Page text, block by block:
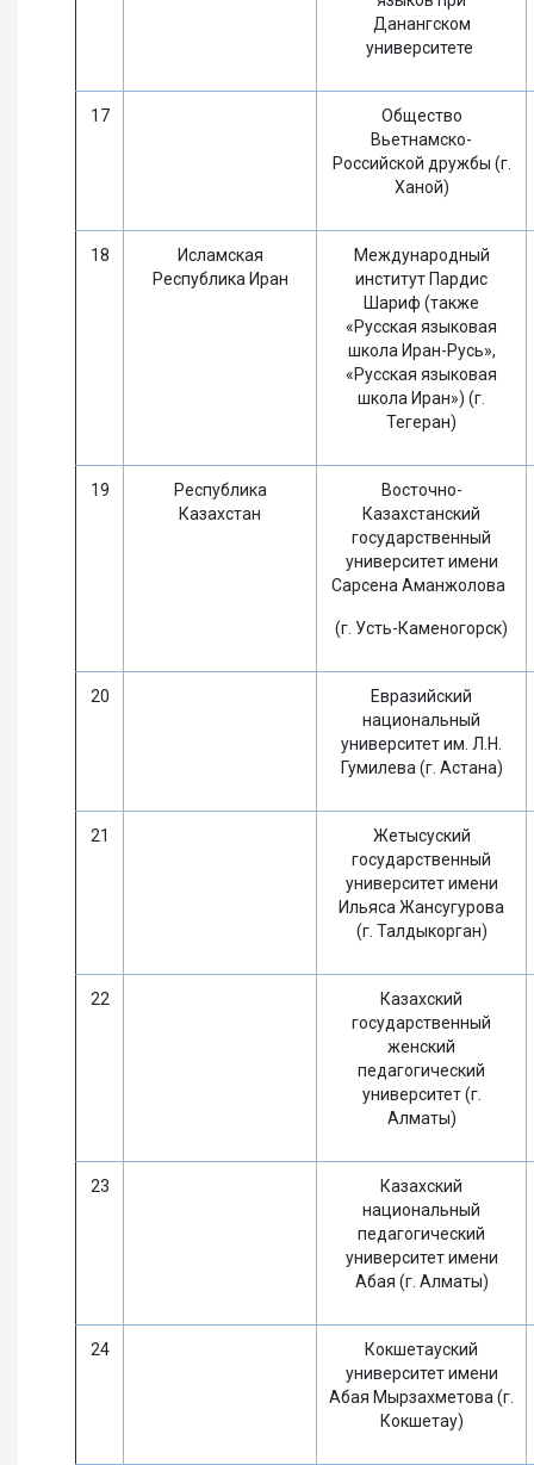
Данангском
университете
17
Общество
Вьетнамско-
Российской дружбы (г.
Ханой)
18
Исламская
Республика Иран
Международный
институт Пардис
Шариф (также
«Русская языковая
школа Иран-Русь»,
«Русская языковая
школа Иран») (г.
Тегеран)
19
Республика
Казахстан
Восточно-
Казахстанский
государственный
университет имени
Сарсена Аманжолова
(г. Усть-Каменогорск)
20
Евразийский
национальный
университет им. Л.Н.
Гумилева (г. Астана)
21
Жетысуский
государственный
университет имени
Ильяса Жансугурова
(г. Талдыкорган)
22
Казахский
государственный
женский
педагогический
университет (г.
Алматы)
23
Казахский
национальный
педагогический
университет имени
Абая (г. Алматы)
24
Кокшетауский
университет имени
Абая Мырзахметова (г.
Кокшетау)